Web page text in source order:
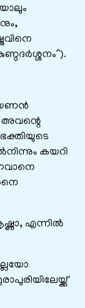
അവന്റെ
കയറി
എന്നിൽ